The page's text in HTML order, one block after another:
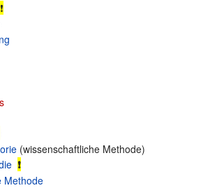
❗
(wissenschaftliche Methode)
❗
Methode